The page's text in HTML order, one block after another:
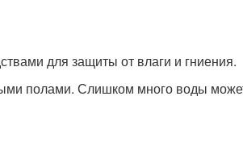
для защиты от влаги и гниения.
полами. Слишком много воды